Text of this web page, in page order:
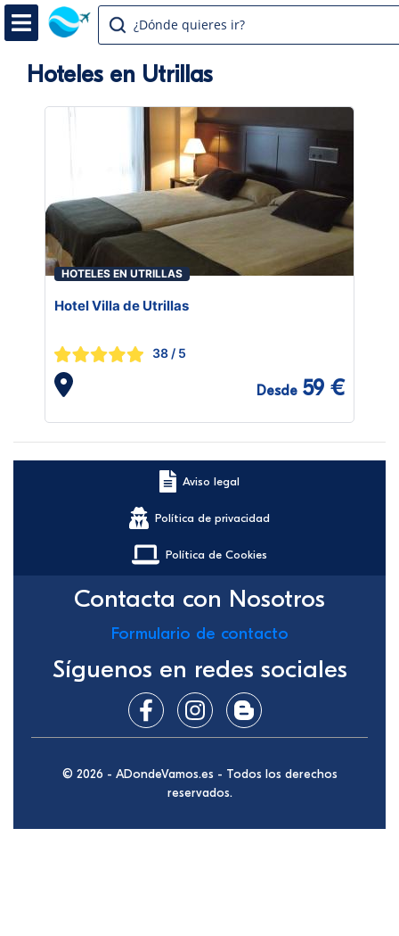
¿Dónde quieres ir?
Hoteles en Utrillas
HOTELES EN UTRILLAS
Hotel Villa de Utrillas
38 / 5
Desde 59 €
Aviso legal
Política de privacidad
Política de Cookies
Contacta con Nosotros
Formulario de contacto
Síguenos en redes sociales
© 2026 - ADondeVamos.es - Todos los derechos
reservados.